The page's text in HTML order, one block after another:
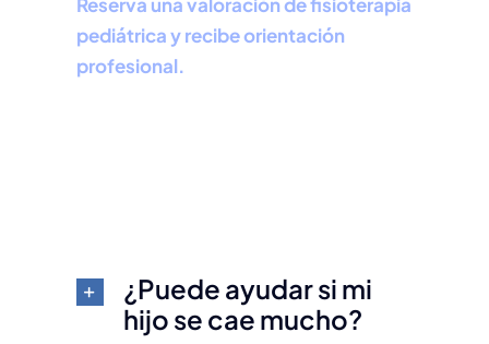
pediátrica y recibe orientación
profesional.
¿Puede ayudar si mi
hijo se cae mucho?